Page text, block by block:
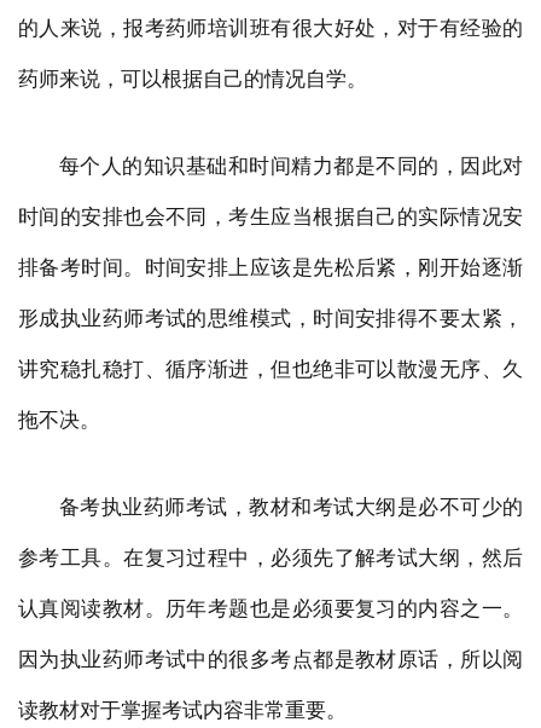
的人来说，报考药师培训班有很大好处，对于有经验的
药师来说，可以根据自己的情况自学。
每个人的知识基础和时间精力都是不同的，因此对
时间的安排也会不同，考生应当根据自己的实际情况安
排备考时间。时间安排上应该是先松后紧，刚开始逐渐
形成执业药师考试的思维模式，时间安排得不要太紧，
讲究稳扎稳打、循序渐进，但也绝非可以散漫无序、久
拖不决。
备考执业药师考试，教材和考试大纲是必不可少的
参考工具。在复习过程中，必须先了解考试大纲，然后
认真阅读教材。历年考题也是必须要复习的内容之一。
因为执业药师考试中的很多考点都是教材原话，所以阅
读教材对于掌握考试内容非常重要。